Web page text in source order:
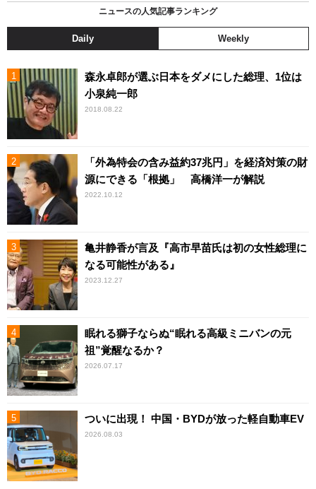
ニュースの人気記事ランキング
Daily Weekly
森永卓郎が選ぶ日本をダメにした総理、1位は
小泉純一郎
2018.08.22
「外為特会の含み益約37兆円」を経済対策の財
源にできる「根拠」 高橋洋一が解説
2022.10.12
亀井静香が言及『高市早苗氏は初の女性総理に
なる可能性がある』
2023.12.27
眠れる獅子ならぬ“眠れる高級ミニバンの元
祖”覚醒なるか？
2026.07.17
ついに出現！ 中国・BYDが放った軽自動車EV
2026.08.03